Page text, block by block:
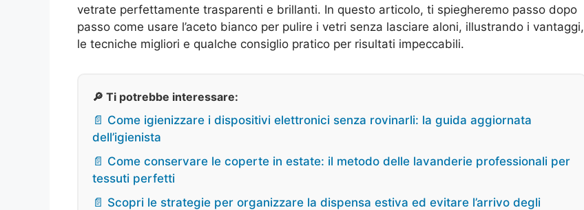
vetrate perfettamente trasparenti e brillanti. In questo articolo, ti spiegheremo passo dopo
passo come usare l’aceto bianco per pulire i vetri senza lasciare aloni, illustrando i vantaggi,
le tecniche migliori e qualche consiglio pratico per risultati impeccabili.
🔎 Ti potrebbe interessare:
📄 Come igienizzare i dispositivi elettronici senza rovinarli: la guida aggiornata
dell’igienista
📄 Come conservare le coperte in estate: il metodo delle lavanderie professionali per
tessuti perfetti
📄 Scopri le strategie per organizzare la dispensa estiva ed evitare l’arrivo degli